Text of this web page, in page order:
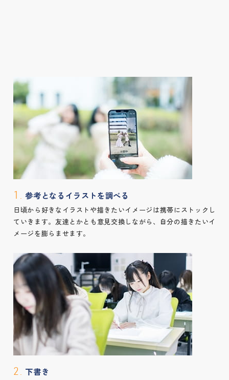
1. 参考となるイラストを調べる
日頃から好きなイラストや描きたいイメージは携帯にストックし
ていきます。友達とかとも意見交換しながら、自分の描きたいイ
メージを膨らませます。
2. 下書き